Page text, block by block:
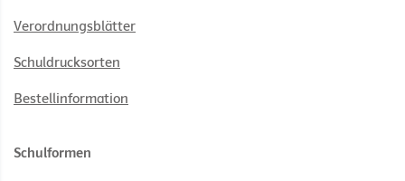
Verordnungsblätter
Schuldrucksorten
Bestellinformation
Schulformen